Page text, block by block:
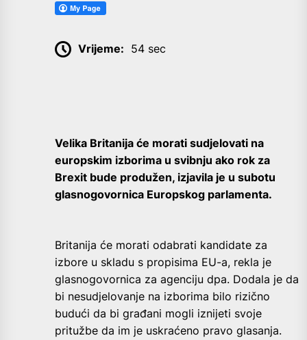
Vrijeme: 54 sec
Velika Britanija će morati sudjelovati na
europskim izborima u svibnju ako rok za
Brexit bude produžen, izjavila je u subotu
glasnogovornica Europskog parlamenta.
Britanija će morati odabrati kandidate za
izbore u skladu s propisima EU-a, rekla je
glasnogovornica za agenciju dpa. Dodala je da
bi nesudjelovanje na izborima bilo rizično
budući da bi građani mogli iznijeti svoje
pritužbe da im je uskraćeno pravo glasanja.